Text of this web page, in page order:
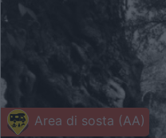
Area di sosta (AA)